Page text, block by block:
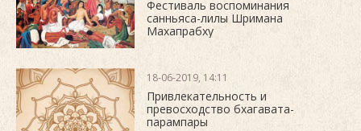
Фестиваль воспоминания
санньяса-лилы Шримана
Махапрабху
18-06-2019, 14:11
Привлекательность и
превосходство бхагавата-
парампары